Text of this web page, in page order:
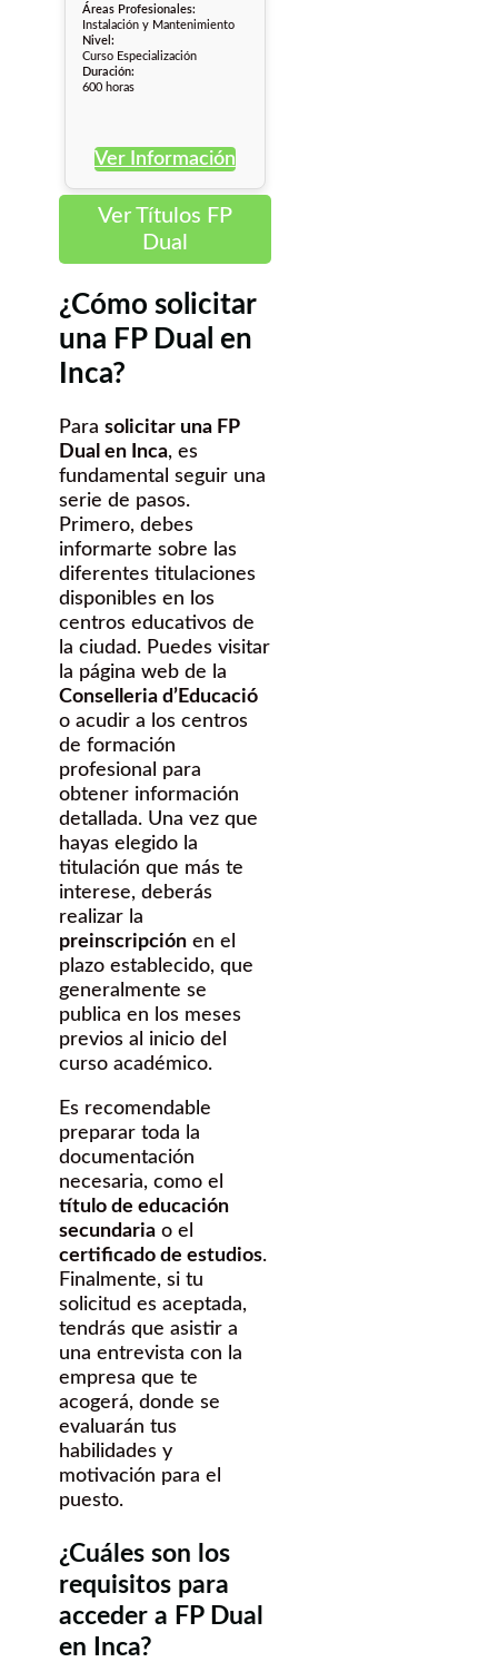
Áreas Profesionales:
Instalación y Mantenimiento
Nivel:
Curso Especialización
Duración:
600 horas
Ver Información
Ver Títulos FP
Dual
¿Cómo solicitar
una FP Dual en
Inca?
Para solicitar una FP
Dual en Inca, es
fundamental seguir una
serie de pasos.
Primero, debes
informarte sobre las
diferentes titulaciones
disponibles en los
centros educativos de
la ciudad. Puedes visitar
la página web de la
Conselleria d’Educació
o acudir a los centros
de formación
profesional para
obtener información
detallada. Una vez que
hayas elegido la
titulación que más te
interese, deberás
realizar la
preinscripción en el
plazo establecido, que
generalmente se
publica en los meses
previos al inicio del
curso académico.
Es recomendable
preparar toda la
documentación
necesaria, como el
título de educación
secundaria o el
certificado de estudios.
Finalmente, si tu
solicitud es aceptada,
tendrás que asistir a
una entrevista con la
empresa que te
acogerá, donde se
evaluarán tus
habilidades y
motivación para el
puesto.
¿Cuáles son los
requisitos para
acceder a FP Dual
en Inca?